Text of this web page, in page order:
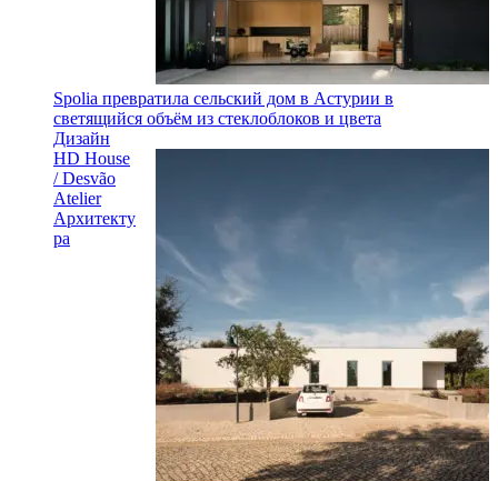
Spolia превратила сельский дом в Астурии в
светящийся объём из стеклоблоков и цвета
Дизайн
HD House
/ Desvão
Atelier
Архитекту
ра